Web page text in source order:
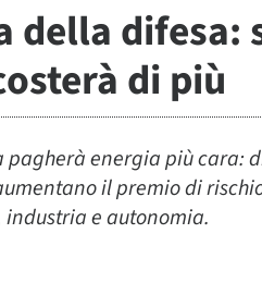
della difesa:
di più
pagherà energia più cara:
il premio di
e autonomia.